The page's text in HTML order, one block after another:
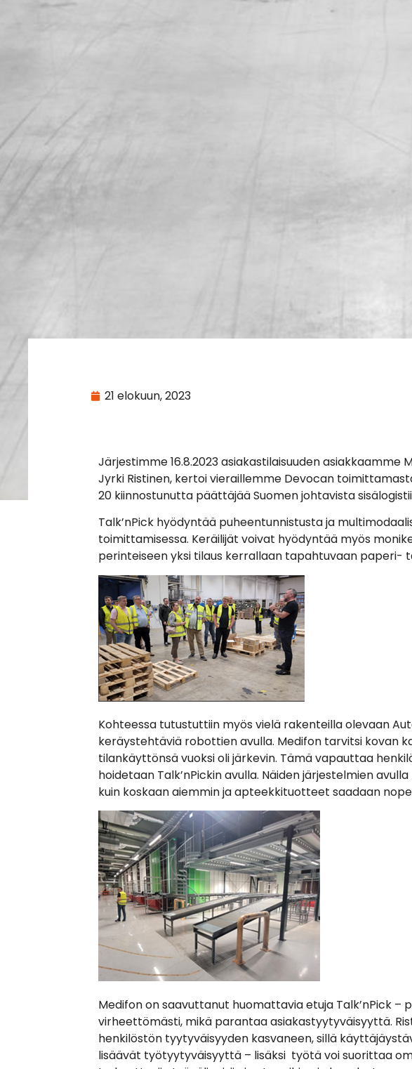
21 elokuun, 2023
Järjestimme 16.8.2023 asiakastilaisuuden asiakkaamme
Jyrki Ristinen, kertoi vieraillemme Devocan
20 kiinnostunutta päättäjää Suomen johtavista
Talk’nPick hyödyntää puheentunnistusta ja
toimittamisessa. Keräilijät voivat hyödyntää myös
perinteiseen yksi tilaus kerrallaan tapahtuvaan paperi-
Kohteessa tutustuttiin myös vielä rakenteilla olevaan
keräystehtäviä robottien avulla. Medifon tarvitsi kovan
tilankäyttönsä vuoksi oli järkevin. Tämä vapauttaa
hoidetaan Talk’nPickin avulla. Näiden järjestelmien
kuin koskaan aiemmin ja apteekkituotteet saadaan
Medifon on saavuttanut huomattavia etuja Talk’nPick
virheettömästi, mikä parantaa asiakastyytyväisyyttä.
henkilöstön tyytyväisyyden kasvaneen, sillä
lisäävät työtyytyväisyyttä – lisäksi työtä voi suorittaa